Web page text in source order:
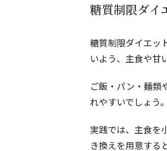
糖質制限ダイ
糖質制限ダイエッ
いよう、主食や甘
ご飯・パン・麺類
れやすいでしょう。
実践では、主食を
き換えを用意する